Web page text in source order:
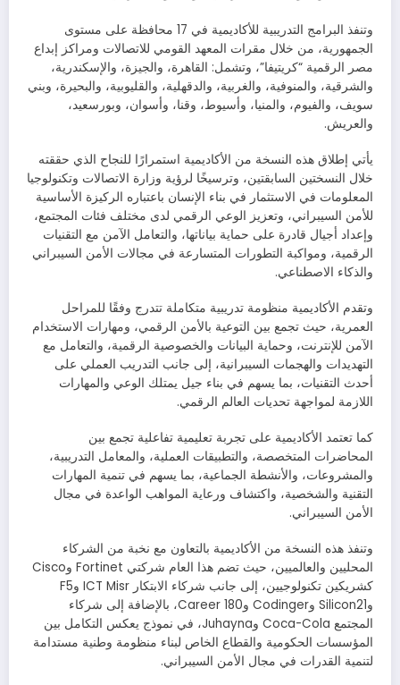
وتنفذ البرامج التدريبية للأكاديمية في 17 محافظة على مستوى
الجمهورية، من خلال مقرات المعهد القومي للاتصالات ومراكز إبداع
مصر الرقمية “كريتيفا”، وتشمل: القاهرة، والجيزة، والإسكندرية،
والشرقية، والمنوفية، والغربية، والدقهلية، والقليوبية، والبحيرة، وبني
سويف، والفيوم، والمنيا، وأسيوط، وقنا، وأسوان، وبورسعيد،
والعريش.
يأتي إطلاق هذه النسخة من الأكاديمية استمرارًا للنجاح الذي حققته
خلال النسختين السابقتين، وترسيخًا لرؤية وزارة الاتصالات وتكنولوجيا
المعلومات في الاستثمار في بناء الإنسان باعتباره الركيزة الأساسية
للأمن السيبراني، وتعزيز الوعي الرقمي لدى مختلف فئات المجتمع،
وإعداد أجيال قادرة على حماية بياناتها، والتعامل الآمن مع التقنيات
الرقمية، ومواكبة التطورات المتسارعة في مجالات الأمن السيبراني
والذكاء الاصطناعي.
وتقدم الأكاديمية منظومة تدريبية متكاملة تتدرج وفقًا للمراحل
العمرية، حيث تجمع بين التوعية بالأمن الرقمي، ومهارات الاستخدام
الآمن للإنترنت، وحماية البيانات والخصوصية الرقمية، والتعامل مع
التهديدات والهجمات السيبرانية، إلى جانب التدريب العملي على
أحدث التقنيات، بما يسهم في بناء جيل يمتلك الوعي والمهارات
اللازمة لمواجهة تحديات العالم الرقمي.
كما تعتمد الأكاديمية على تجربة تعليمية تفاعلية تجمع بين
المحاضرات المتخصصة، والتطبيقات العملية، والمعامل التدريبية،
والمشروعات، والأنشطة الجماعية، بما يسهم في تنمية المهارات
التقنية والشخصية، واكتشاف ورعاية المواهب الواعدة في مجال
الأمن السيبراني.
وتنفذ هذه النسخة من الأكاديمية بالتعاون مع نخبة من الشركاء
المحليين والعالميين، حيث تضم هذا العام شركتي Fortinet وCisco
كشريكين تكنولوجيين، إلى جانب شركاء الابتكار ICT Misr وF5
وSilicon21 وCodinger وCareer 180، بالإضافة إلى شركاء
المجتمع Coca-Cola وJuhayna، في نموذج يعكس التكامل بين
المؤسسات الحكومية والقطاع الخاص لبناء منظومة وطنية مستدامة
لتنمية القدرات في مجال الأمن السيبراني.